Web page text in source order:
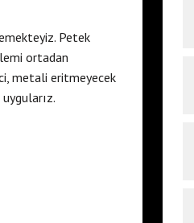
Petek
ortadan
metali eritmeyecek